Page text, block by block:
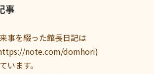
事
事を綴った館長日記は
note.com/domhori)
います。